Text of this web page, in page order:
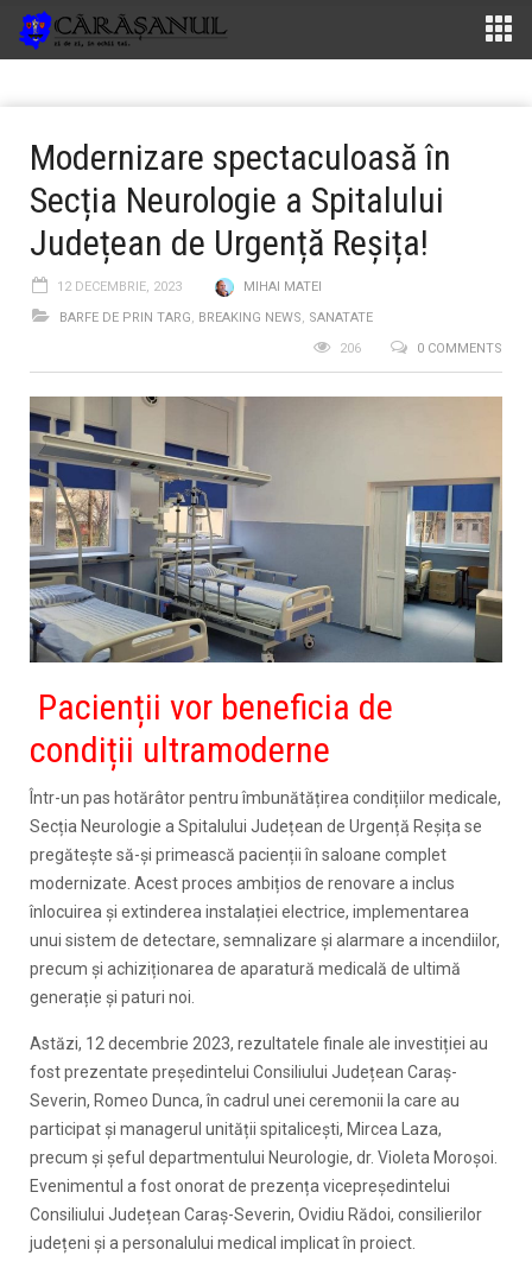
Modernizare spectaculoasă în
Secția Neurologie a Spitalului
Județean de Urgență Reșița!
12 DECEMBRIE, 2023
MIHAI MATEI
BARFE DE PRIN TARG, BREAKING NEWS, SANATATE
0 COMMENTS
206
Pacienții vor beneficia de
condiții ultramoderne
Într-un pas hotărâtor pentru îmbunătățirea condițiilor medicale,
Secția Neurologie a Spitalului Județean de Urgență Reșița se
pregătește să-și primească pacienții în saloane complet
modernizate. Acest proces ambițios de renovare a inclus
înlocuirea și extinderea instalației electrice, implementarea
unui sistem de detectare, semnalizare și alarmare a incendiilor,
precum și achiziționarea de aparatură medicală de ultimă
generație și paturi noi.
Astăzi, 12 decembrie 2023, rezultatele finale ale investiției au
fost prezentate președintelui Consiliului Județean Caraș-
Severin, Romeo Dunca, în cadrul unei ceremonii la care au
participat și managerul unității spitalicești, Mircea Laza,
precum și șeful departmentului Neurologie, dr. Violeta Moroșoi.
Evenimentul a fost onorat de prezența vicepreședintelui
Consiliului Județean Caraș-Severin, Ovidiu Rădoi, consilierilor
județeni și a personalului medical implicat în proiect.